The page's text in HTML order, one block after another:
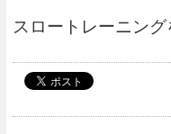
スロートレーニン